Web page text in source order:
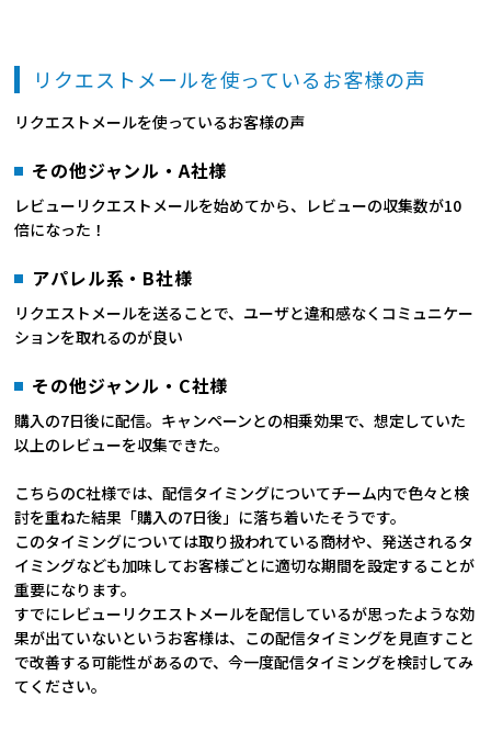
リクエストメールを使っているお客様の声
リクエストメールを使っているお客様の声
その他ジャンル・A社様
レビューリクエストメールを始めてから、レビューの収集数が10
倍になった！
アパレル系・B社様
リクエストメールを送ることで、ユーザと違和感なくコミュニケー
ションを取れるのが良い
その他ジャンル・C社様
購入の7日後に配信。キャンペーンとの相乗効果で、想定していた
以上のレビューを収集できた。
こちらのC社様では、配信タイミングについてチーム内で色々と検
討を重ねた結果「購入の7日後」に落ち着いたそうです。
このタイミングについては取り扱われている商材や、発送されるタ
イミングなども加味してお客様ごとに適切な期間を設定することが
重要になります。
すでにレビューリクエストメールを配信しているが思ったような効
果が出ていないというお客様は、この配信タイミングを見直すこと
で改善する可能性があるので、今一度配信タイミングを検討してみ
てください。